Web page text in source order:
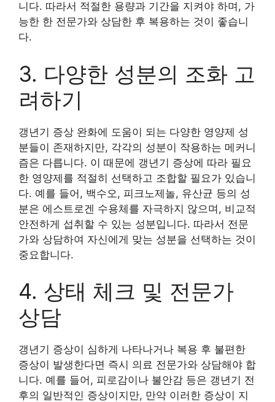
니다. 따라서 적절한 용량과 기간을 지켜야 하며, 가
능한 한 전문가와 상담한 후 복용하는 것이 좋습니
다.
3. 다양한 성분의 조화 고
려하기
갱년기 증상 완화에 도움이 되는 다양한 영양제 성
분들이 존재하지만, 각각의 성분이 작용하는 메커니
즘은 다릅니다. 이 때문에 갱년기 증상에 따라 필요
한 영양제를 적절히 선택하고 조합할 필요가 있습니
다. 예를 들어, 백수오, 피크노제놀, 유산균 등의 성
분은 에스트로겐 수용체를 자극하지 않으며, 비교적
안전하게 섭취할 수 있는 성분입니다. 따라서 전문
가와 상담하여 자신에게 맞는 성분을 선택하는 것이
중요합니다.
4. 상태 체크 및 전문가
상담
갱년기 증상이 심하게 나타나거나 복용 후 불편한
증상이 발생한다면 즉시 의료 전문가와 상담해야 합
니다. 예를 들어, 피로감이나 불안감 등은 갱년기 전
후의 일반적인 증상이지만, 만약 이러한 증상이 지